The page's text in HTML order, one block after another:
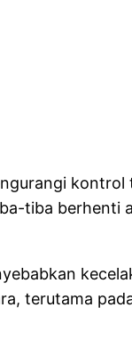
tiba berhenti
terutama